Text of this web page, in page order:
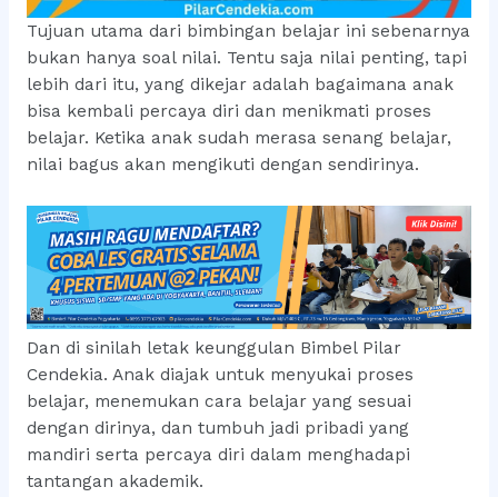
Tujuan utama dari bimbingan belajar ini sebenarnya
bukan hanya soal nilai. Tentu saja nilai penting, tapi
lebih dari itu, yang dikejar adalah bagaimana anak
bisa kembali percaya diri dan menikmati proses
belajar. Ketika anak sudah merasa senang belajar,
nilai bagus akan mengikuti dengan sendirinya.
Dan di sinilah letak keunggulan Bimbel Pilar
Cendekia. Anak diajak untuk menyukai proses
belajar, menemukan cara belajar yang sesuai
dengan dirinya, dan tumbuh jadi pribadi yang
mandiri serta percaya diri dalam menghadapi
tantangan akademik.